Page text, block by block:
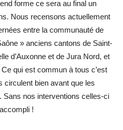
forme ce sera au final un
Nous recensons actuellement
entre la communauté de
» anciens cantons de Saint-
d’Auxonne et de Jura Nord, et
qui est commun à tous c’est
circulent bien avant que les
Sans nos interventions celles-ci
!